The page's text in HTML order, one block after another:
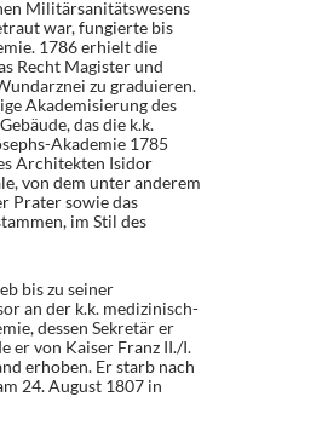
Militärsanitätswesens
war, fungierte bis
1786 erhielt die
Recht Magister und
zu graduieren.
Akademisierung des
das die k.k.
Akademie 1785
Architekten Isidor
von dem unter anderem
Prater sowie das
im Stil des
bis zu seiner
an der k.k. medizinisch-
dessen Sekretär er
er von Kaiser Franz II./I.
erhoben. Er starb nach
24. August 1807 in